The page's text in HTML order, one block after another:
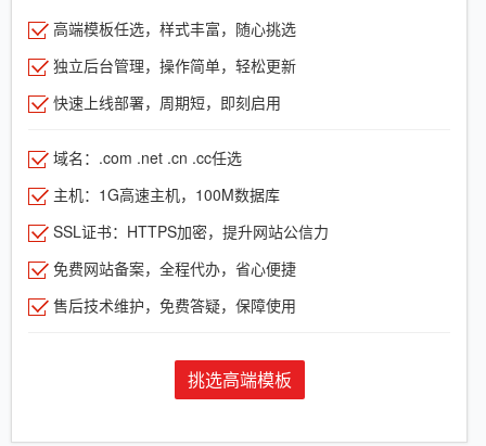
高端模板任选，样式丰富，随心挑选
独立后台管理，操作简单，轻松更新
快速上线部署，周期短，即刻启用
域名：.com .net .cn .cc任选
主机：1G高速主机，100M数据库
SSL证书：HTTPS加密，提升网站公信力
免费网站备案，全程代办，省心便捷
售后技术维护，免费答疑，保障使用
挑选高端模板